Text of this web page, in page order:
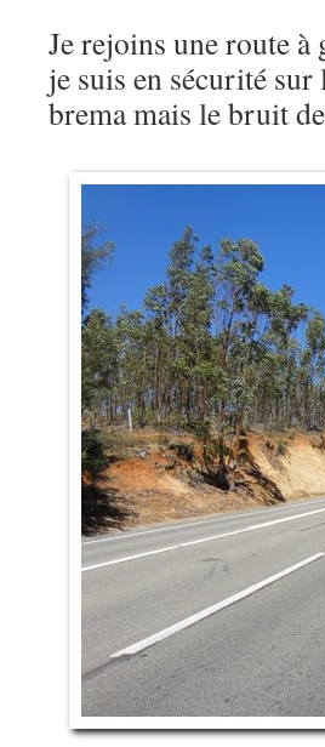
Je rejoins une route
je suis en sécurité sur
brema mais le bruit